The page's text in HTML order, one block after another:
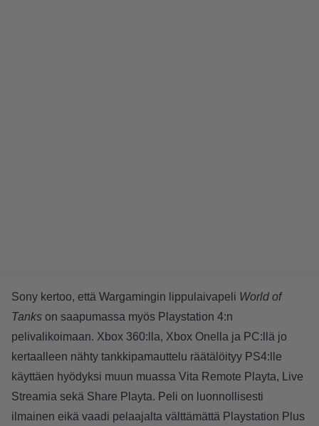
Sony kertoo, että Wargamingin lippulaivapeli World of
Tanks on saapumassa myös Playstation 4:n
pelivalikoimaan. Xbox 360:lla, Xbox Onella ja PC:llä jo
kertaalleen nähty tankkipamauttelu räätälöityy PS4:lle
käyttäen hyödyksi muun muassa Vita Remote Playta, Live
Streamia sekä Share Playta. Peli on luonnollisesti
ilmainen eikä vaadi pelaajalta välttämättä Playstation Plus